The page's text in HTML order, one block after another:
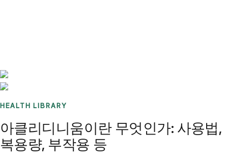
HEALTH LIBRARY
아클리디니움이란 무엇인가: 사용법,
복용량, 부작용 등